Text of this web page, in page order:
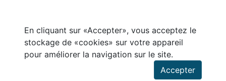
En cliquant sur «Accepter», vous acceptez le
stockage de «cookies» sur votre appareil
pour améliorer la navigation sur le site.
Accepter